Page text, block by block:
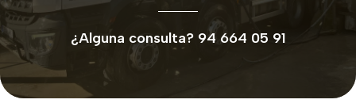
¿Alguna consulta? 94 664 05 91